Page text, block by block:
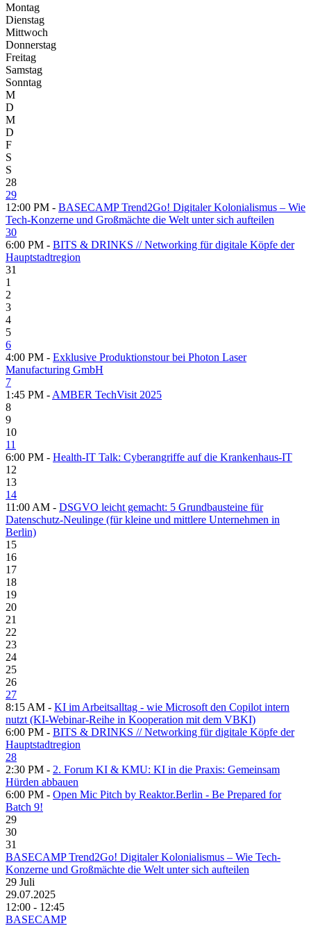
Montag
Dienstag
Mittwoch
Donnerstag
Freitag
Samstag
Sonntag
M
D
M
D
F
S
S
28
29
12:00 PM - BASECAMP Trend2Go! Digitaler Kolonialismus – Wie
Tech-Konzerne und Großmächte die Welt unter sich aufteilen
30
6:00 PM - BITS & DRINKS // Networking für digitale Köpfe der
Hauptstadtregion
31
1
2
3
4
5
6
4:00 PM - Exklusive Produktionstour bei Photon Laser
Manufacturing GmbH
7
1:45 PM - AMBER TechVisit 2025
8
9
10
11
6:00 PM - Health-IT Talk: Cyberangriffe auf die Krankenhaus-IT
12
13
14
11:00 AM - DSGVO leicht gemacht: 5 Grundbausteine für
Datenschutz-Neulinge (für kleine und mittlere Unternehmen in
Berlin)
15
16
17
18
19
20
21
22
23
24
25
26
27
8:15 AM - KI im Arbeitsalltag - wie Microsoft den Copilot intern
nutzt (KI-Webinar-Reihe in Kooperation mit dem VBKI)
6:00 PM - BITS & DRINKS // Networking für digitale Köpfe der
Hauptstadtregion
28
2:30 PM - 2. Forum KI & KMU: KI in die Praxis: Gemeinsam
Hürden abbauen
6:00 PM - Open Mic Pitch by Reaktor.Berlin - Be Prepared for
Batch 9!
29
30
31
BASECAMP Trend2Go! Digitaler Kolonialismus – Wie Tech-
Konzerne und Großmächte die Welt unter sich aufteilen
29 Juli
29.07.2025
12:00 - 12:45
BASECAMP